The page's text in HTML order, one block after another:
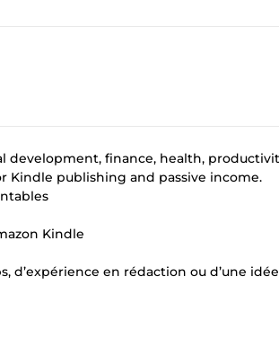
development, finance, health,
publishing and passive income.
Kindle
d’expérience en rédaction ou d’une idée